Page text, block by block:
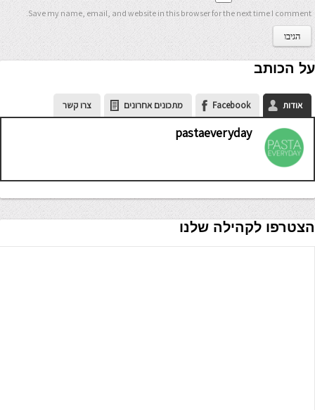
Save my name, email, and website in this browser for the next time I comment.
על הכותב
אודות Facebook מתכונים אחרונים צרו קשר
pastaeveryday
הצטרפו לקהילה שלנו